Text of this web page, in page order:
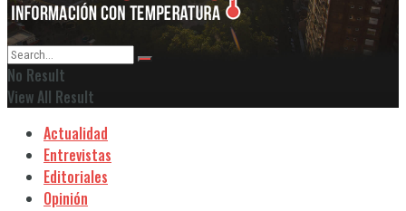
No Result
View All Result
Actualidad
Entrevistas
Editoriales
Opinión